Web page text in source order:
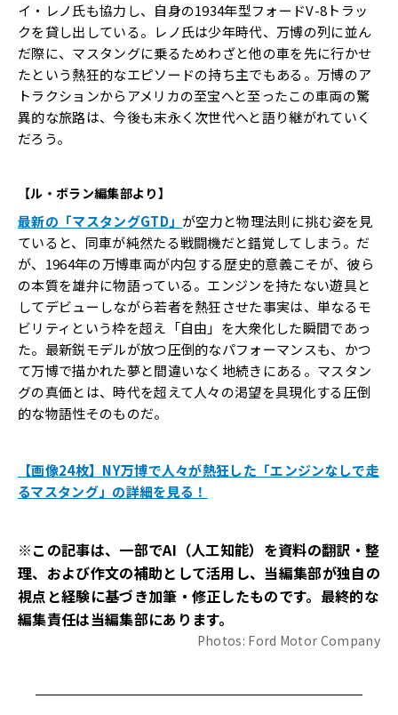
イ・レノ氏も協力し、自身の1934年型フォードV-8トラッ
クを貸し出している。レノ氏は少年時代、万博の列に並ん
だ際に、マスタングに乗るためわざと他の車を先に行かせ
たという熱狂的なエピソードの持ち主でもある。万博のア
トラクションからアメリカの至宝へと至ったこの車両の驚
異的な旅路は、今後も末永く次世代へと語り継がれていく
だろう。
【ル・ボラン編集部より】
最新の「マスタングGTD」 が空力と物理法則に挑む姿を見
ていると、同車が純然たる戦闘機だと錯覚してしまう。だ
が、1964年の万博車両が内包する歴史的意義こそが、彼ら
の本質を雄弁に物語っている。エンジンを持たない遊具と
してデビューしながら若者を熱狂させた事実は、単なるモ
ビリティという枠を超え「自由」を大衆化した瞬間であっ
た。最新鋭モデルが放つ圧倒的なパフォーマンスも、かつ
て万博で描かれた夢と間違いなく地続きにある。マスタン
グの真価とは、時代を超えて人々の渇望を具現化する圧倒
的な物語性そのものだ。
【画像24枚】NY万博で人々が熱狂した「エンジンなしで走
るマスタング」の詳細を見る！
※この記事は、一部でAI（人工知能）を資料の翻訳・整
理、および作文の補助として活用し、当編集部が独自の
視点と経験に基づき加筆・修正したものです。最終的な
編集責任は当編集部にあります。
Photos: Ford Motor Company